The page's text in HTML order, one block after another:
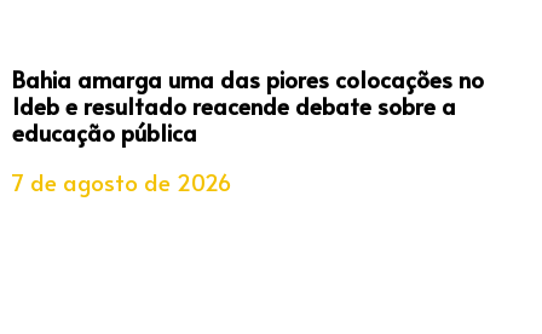
Bahia amarga uma das piores colocações no
Ideb e resultado reacende debate sobre a
educação pública
7 de agosto de 2026